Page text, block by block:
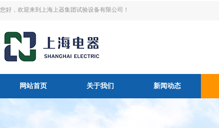
您好，欢迎来到上海上器集团试验设备有限公司！
网站首页 关于我们 新闻动态